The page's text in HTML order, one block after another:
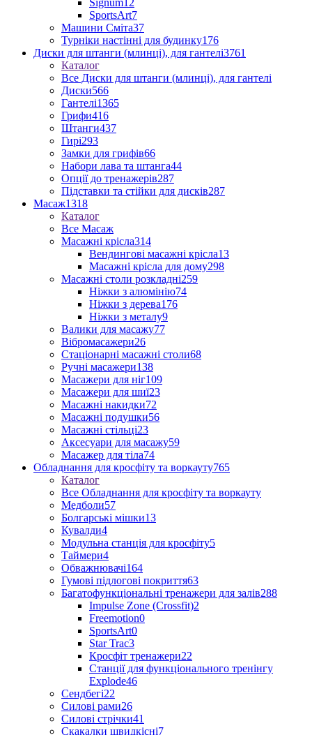
Signum12
SportsArt7
Машини Сміта37
Турніки настінні для будинку176
Диски для штанги (млинці), для гантелі3761
Каталог
Все Диски для штанги (млинці), для гантелі
Диски566
Гантелі1365
Грифи416
Штанги437
Гирі293
Замки для грифів66
Набори лава та штанга44
Опції до тренажерів287
Підставки та стійки для дисків287
Масаж1318
Каталог
Все Масаж
Масажні крісла314
Вендингові масажні крісла13
Масажні крісла для дому298
Масажні столи розкладні259
Ніжки з алюмінію74
Ніжки з дерева176
Ніжки з металу9
Валики для масажу77
Вібромасажери26
Стаціонарні масажні столи68
Ручні масажери138
Масажери для ніг109
Масажери для шиї23
Масажні накидки72
Масажні подушки56
Масажні стільці23
Аксесуари для масажу59
Масажер для тіла74
Обладнання для кросфіту та воркауту765
Каталог
Все Обладнання для кросфіту та воркауту
Медболи57
Болгарські мішки13
Кувалди4
Модульна станція для кросфіту5
Таймери4
Обважнювачі164
Гумові підлогові покриття63
Багатофункціональні тренажери для залів288
Impulse Zone (Crossfit)2
Freemotion0
SportsArt0
Star Trac3
Кросфіт тренажери22
Станції для функціонального тренінгу
Explode46
Сендбегі22
Силові рами26
Силові стрічки41
Скакалки швидкісні7